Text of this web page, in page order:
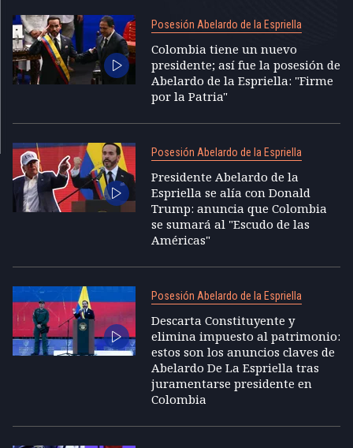
Posesión Abelardo de la Espriella
Colombia tiene un nuevo
presidente; así fue la posesión de
Abelardo de la Espriella: "Firme
por la Patria"
Posesión Abelardo de la Espriella
Presidente Abelardo de la
Espriella se alía con Donald
Trump: anuncia que Colombia
se sumará al "Escudo de las
Américas"
Posesión Abelardo de la Espriella
Descarta Constituyente y
elimina impuesto al patrimonio:
estos son los anuncios claves de
Abelardo De La Espriella tras
juramentarse presidente en
Colombia